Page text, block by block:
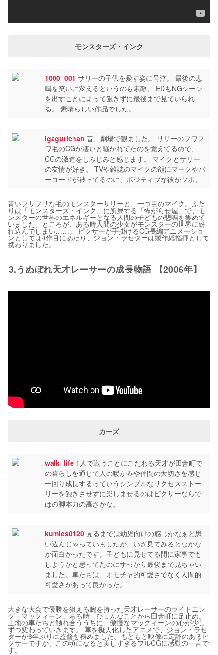
モンスターズ・インク
1000_001 サリーの子供を愛す姿に号泣。 最後の悲
鳴を笑いに変えるというのも素敵。 EDもNGシーン
を出すことによって飽きずに最後まで見ていられ
る。 素晴らしい作品でした。
igagurichan 昔、劇場で観ました。 サリーのフワフ
ワ毛のCGが凄いと騒がれてたのを覚えてるので、
CGの激進をしみじみと感じます。 マイクとサリー
の友情が好き。 TVや雑誌のマイクの顔にマークやバ
ーコードが被ってるのに、ポジティブな彼がツボ。
青いフサフサな毛のモンスターサリーと、一つ目のマイク。ふた
りは「モンスターズ・インク」に所属する「怖がらせ屋」で、モ
ンスターの世界のエネルギーとなる人間の子どもの悲鳴を集めて
いました。ところが、ある時人間の少女がモンスターの世界に紛
れ込んでしまい……。 ピクサーが手掛けるCG長編アニメーショ
ンとしては4作目にあたり、ジョン・ラセターは製作総指揮として
携わりました。
3.うぬぼれ天才レーサーの成長物語 【2006年】
カーズ
walk_life 1人で戦うことにこだわる天才が田舎町で
の暮らしを通じて人の暖かみや仲間の大切さを感じ
一回り成長するっていうシンプルなサクセスストー
リーを飽きさせずに楽しませるのはピクサーならで
はの脚本力の高さかな。
kumies0120 見るまでは幼児向けの感じかなぁと思
い込んじゃっていましたが、いざ見てみるとなかな
か面白かったです。子どもに見せてる間に家事でも
しようかと思ってたのにすっかり最後まで見ちゃい
ました。車たちは、オモチャ的可愛さでなく人間的
可愛さがあって良かった。
大きな大会で優勝を狙える腕を持った天才レーサーのライトニン
グ・マックィーン。ある時、ひょんなことから田舎町に足止め。
土地の車たちと触れ合ううちに、傲慢なマックィーンの心が少し
ずつ変わっていきます。 車を擬人化したアニメで、ジョン・ラセ
ターが6年ぶりに監督を務めました。もともと映像に定評のあるピ
クサーですが、この頃になると美しすぎるフルCGに感動の一言で
す。